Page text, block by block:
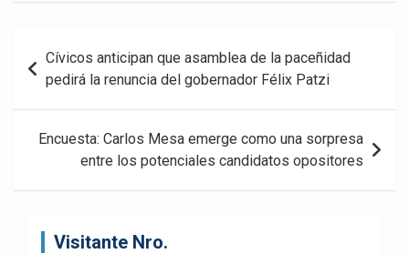
ook
pp
Navegación
de
entradas
Cívicos anticipan que asamblea de la paceñidad
pedirá la renuncia del gobernador Félix Patzi
Encuesta: Carlos Mesa emerge como una sorpresa
entre los potenciales candidatos opositores
Visitante Nro.